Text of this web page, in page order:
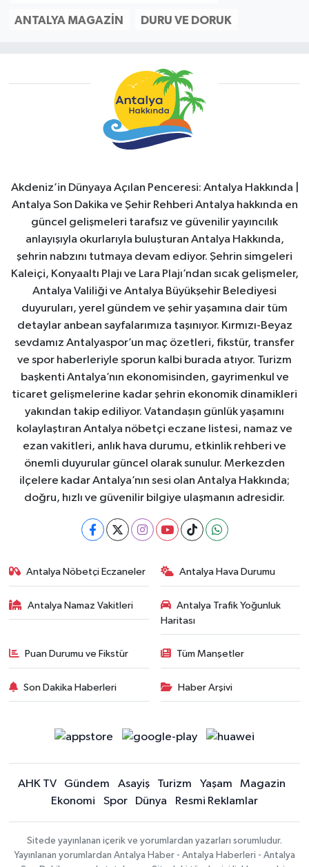
ANTALYA MAGAZIN DURU VE DORUK
Akdeniz’in Dünyaya Açılan Penceresi: Antalya Hakkında |
Antalya Son Dakika ve Şehir Rehberi Antalya hakkında en
güncel gelişmeleri tarafsız ve güvenilir yayıncılık
anlayışıyla okurlarıyla buluşturan Antalya Hakkında,
şehrin nabzını tutmaya devam ediyor. Şehrin simgeleri
Kaleiçi, Konyaaltı Plajı ve Lara Plajı’ndan sıcak gelişmeler,
Antalya Valiliği ve Antalya Büyükşehir Belediyesi
duyuruları, yerel gündem ve şehir yaşamına dair tüm
detaylar anbean sayfalarımıza taşınıyor. Kırmızı-Beyaz
sevdamız Antalyaspor’un maç özetleri, fikstür, transfer
ve spor haberleriyle sporun kalbi burada atıyor. Turizm
başkenti Antalya’nın ekonomisinden, gayrimenkul ve
ticaret gelişmelerine kadar şehrin ekonomik dinamikleri
yakından takip ediliyor. Vatandaşın günlük yaşamını
kolaylaştıran Antalya nöbetçi eczane listesi, namaz ve
ezan vakitleri, anlık hava durumu, etkinlik rehberi ve
önemli duyurular güncel olarak sunulur. Merkezden
ilçelere kadar Antalya’nın sesi olan Antalya Hakkında;
doğru, hızlı ve güvenilir bilgiye ulaşmanın adresidir.
Antalya Nöbetçi Eczaneler Antalya Hava Durumu
Antalya Namaz Vakitleri
Antalya Trafik Yoğunluk
Haritası
Puan Durumu ve Fikstür Tüm Manşetler
Son Dakika Haberleri Haber Arşivi
AHK TV Gündem Asayiş Turizm Yaşam
Magazin
Ekonomi
Spor Dünya Resmi Reklamlar
Sitede yayınlanan içerik ve yorumlardan yazarları sorumludur.
Yayınlanan yorumlardan Antalya Haber - Antalya Haberleri - Antalya